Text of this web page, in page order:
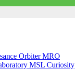
Orbiter MRO
MSL Curiosity